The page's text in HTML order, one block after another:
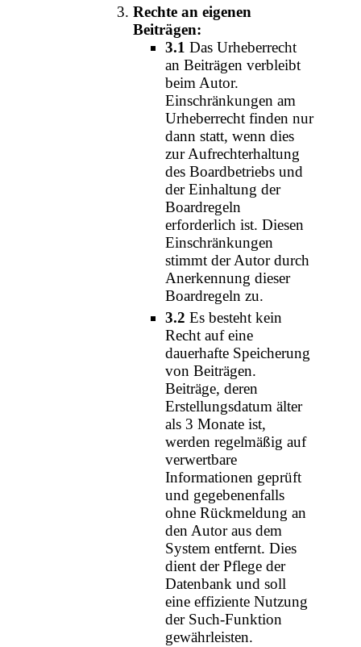
Rechte an eigenen
Beiträgen:
3.1 Das Urheberrecht
an Beiträgen verbleibt
beim Autor.
Einschränkungen am
Urheberrecht finden nur
dann statt, wenn dies
zur Aufrechterhaltung
des Boardbetriebs und
der Einhaltung der
Boardregeln
erforderlich ist. Diesen
Einschränkungen
stimmt der Autor durch
Anerkennung dieser
Boardregeln zu.
3.2 Es besteht kein
Recht auf eine
dauerhafte Speicherung
von Beiträgen.
Beiträge, deren
Erstellungsdatum älter
als 3 Monate ist,
werden regelmäßig auf
verwertbare
Informationen geprüft
und gegebenenfalls
ohne Rückmeldung an
den Autor aus dem
System entfernt. Dies
dient der Pflege der
Datenbank und soll
eine effiziente Nutzung
der Such-Funktion
gewährleisten.